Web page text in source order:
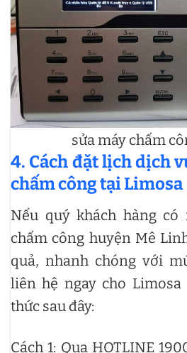
sửa máy chấm
4. Cách đặt lịch dịch
chấm công tại Limosa
Nếu quý khách hàng có
chấm công huyện Mê
quả, nhanh chóng với
liên hệ ngay cho Limosa
thức sau đây:
Cách 1: Qua HOTLINE